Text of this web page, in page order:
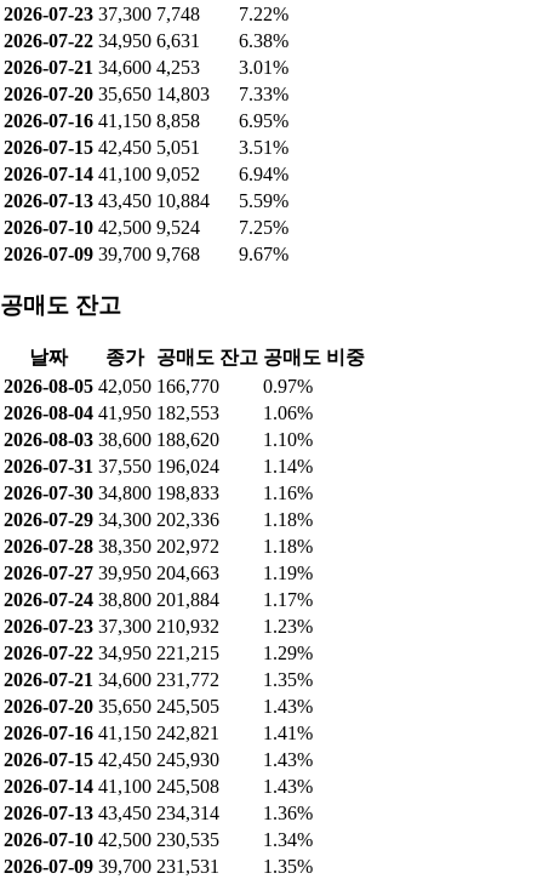
2026-07-23 37,300 7,748
7.22%
2026-07-22 34,950 6,631
6.38%
2026-07-21 34,600 4,253
3.01%
2026-07-20 35,650 14,803
7.33%
2026-07-16 41,150 8,858
6.95%
2026-07-15 42,450 5,051
3.51%
2026-07-14 41,100 9,052
6.94%
2026-07-13 43,450 10,884
5.59%
2026-07-10 42,500 9,524
7.25%
2026-07-09 39,700 9,768 9.67%
공매도 잔고
날짜 종가 공매도 잔고 공매도 비중
2026-08-05 42,050 166,770
0.97%
2026-08-04 41,950 182,553
1.06%
2026-08-03 38,600 188,620
1.10%
2026-07-31 37,550 196,024
1.14%
2026-07-30 34,800 198,833
1.16%
2026-07-29 34,300 202,336
1.18%
2026-07-28 38,350 202,972
1.18%
2026-07-27 39,950 204,663
1.19%
2026-07-24 38,800 201,884
1.17%
2026-07-23 37,300 210,932
1.23%
2026-07-22 34,950 221,215
1.29%
2026-07-21 34,600 231,772
1.35%
2026-07-20 35,650 245,505
1.43%
2026-07-16 41,150 242,821
1.41%
2026-07-15 42,450 245,930
1.43%
2026-07-14 41,100 245,508
1.43%
2026-07-13 43,450 234,314
1.36%
2026-07-10 42,500 230,535
1.34%
2026-07-09 39,700 231,531
1.35%